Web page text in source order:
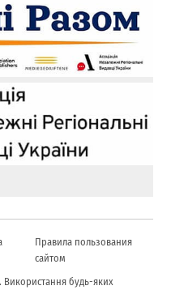
Правила пользования
сайтом
Використання будь-яких